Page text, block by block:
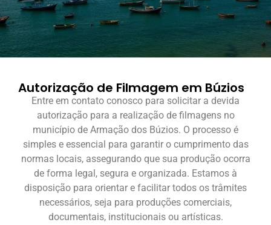
Autorização de Filmagem em Búzios
Entre em contato conosco para solicitar a devida
autorização para a realização de filmagens no
município de Armação dos Búzios. O processo é
simples e essencial para garantir o cumprimento das
normas locais, assegurando que sua produção ocorra
de forma legal, segura e organizada. Estamos à
disposição para orientar e facilitar todos os trâmites
necessários, seja para produções comerciais,
documentais, institucionais ou artísticas.